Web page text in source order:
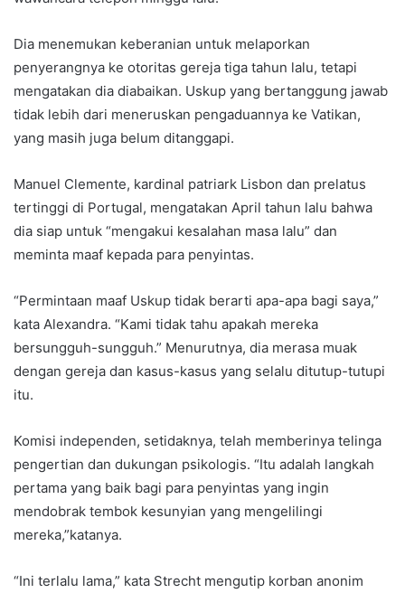
Dia menemukan keberanian untuk melaporkan
penyerangnya ke otoritas gereja tiga tahun lalu, tetapi
mengatakan dia diabaikan. Uskup yang bertanggung jawab
tidak lebih dari meneruskan pengaduannya ke Vatikan,
yang masih juga belum ditanggapi.
Manuel Clemente, kardinal patriark Lisbon dan prelatus
tertinggi di Portugal, mengatakan April tahun lalu bahwa
dia siap untuk “mengakui kesalahan masa lalu” dan
meminta maaf kepada para penyintas.
“Permintaan maaf Uskup tidak berarti apa-apa bagi saya,”
kata Alexandra. “Kami tidak tahu apakah mereka
bersungguh-sungguh.” Menurutnya, dia merasa muak
dengan gereja dan kasus-kasus yang selalu ditutup-tutupi
itu.
Komisi independen, setidaknya, telah memberinya telinga
pengertian dan dukungan psikologis. “Itu adalah langkah
pertama yang baik bagi para penyintas yang ingin
mendobrak tembok kesunyian yang mengelilingi
mereka,”katanya.
“Ini terlalu lama,” kata Strecht mengutip korban anonim